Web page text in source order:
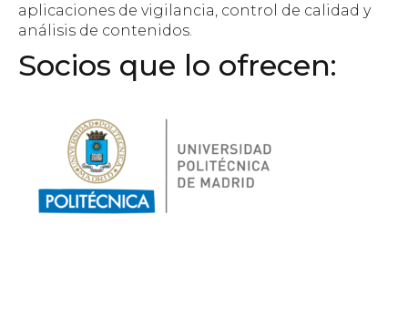
aplicaciones de vigilancia, control de calidad y
análisis de contenidos.
Socios que lo ofrecen: